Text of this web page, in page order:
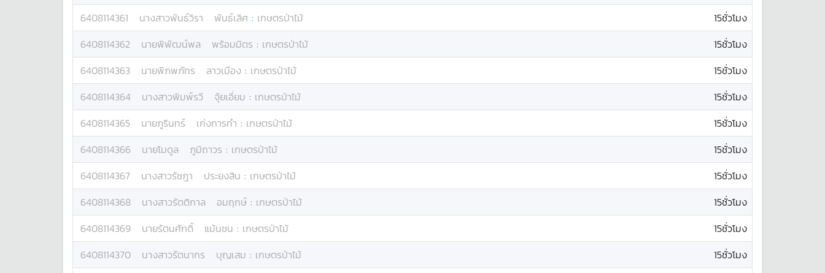
6408114361
นางสาวพันธ์วิรา พันธ์เลิศ : เกษตรป่าไม้
15ชั่วโมง
6408114362
นายพิพัฒน์พล พร้อมมิตร : เกษตรป่าไม้
15ชั่วโมง
6408114363
นายพิภพภัทร ลาวเมือง : เกษตรป่าไม้
15ชั่วโมง
6408114364
นางสาวพิมพ์รวี จุ้ยเอี่ยม : เกษตรป่าไม้
15ชั่วโมง
6408114365
นายภูรินทร์ เก่งการทำ : เกษตรป่าไม้
15ชั่วโมง
6408114366
นายโมดูล ภูมิถาวร : เกษตรป่าไม้
15ชั่วโมง
6408114367
นางสาวรัชฎา ประยงสิน : เกษตรป่าไม้
15ชั่วโมง
6408114368
นางสาวรัตติกาล อมฤกษ์ : เกษตรป่าไม้
15ชั่วโมง
6408114369
นายรัตนศักดิ์ แม้นชน : เกษตรป่าไม้
15ชั่วโมง
6408114370
นางสาวรัตนากร บุญเสม : เกษตรป่าไม้
15ชั่วโมง